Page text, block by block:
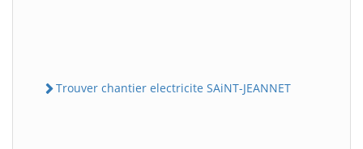
Trouver chantier electricite SAiNT-JEANNET